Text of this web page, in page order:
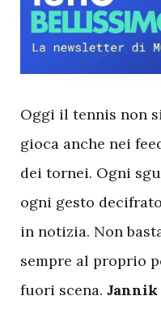
Oggi il tennis non
gioca anche nei
dei tornei. Ogni
ogni gesto
in notizia. Non
sempre al proprio
fuori scena. Jannik